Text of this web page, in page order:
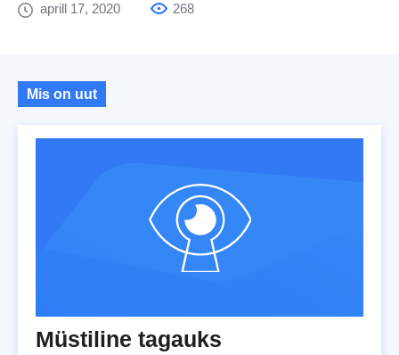
aprill 17, 2020 268
Mis on uut
Müstiline tagauks